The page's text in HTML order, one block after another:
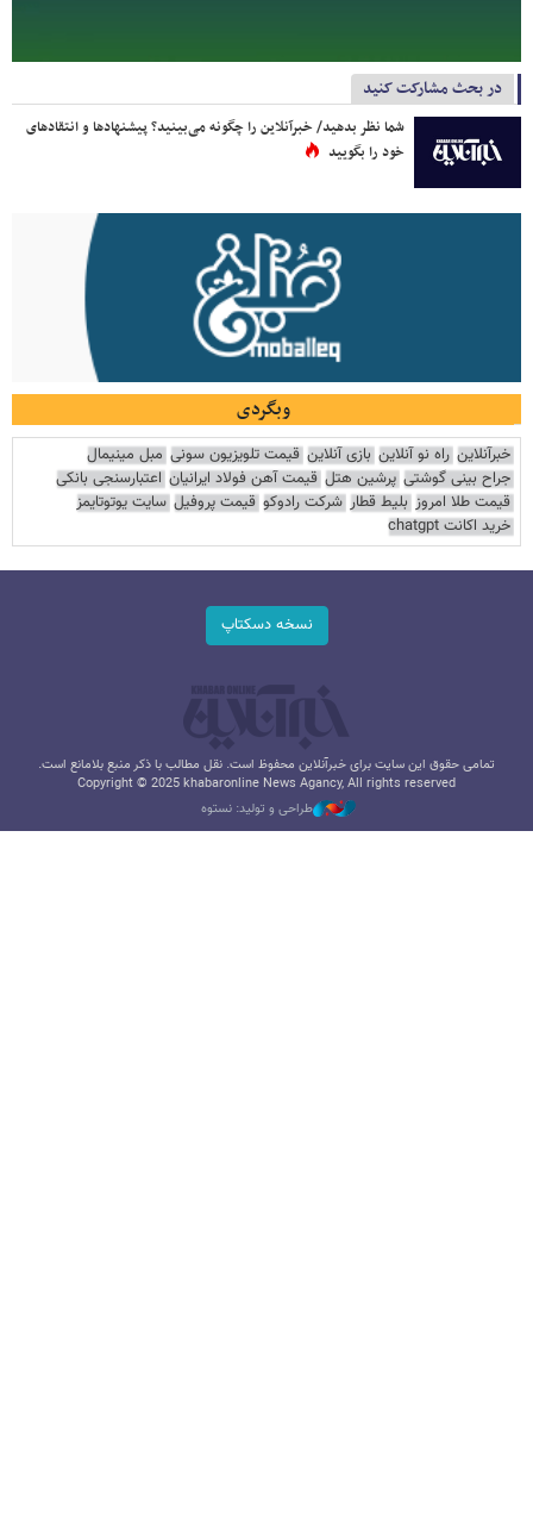
در بحث مشارکت کنید
شما نظر بدهید/ خبرآنلاین را چگونه می‌بینید؟ پیشنهادها و انتقادهای
خود را بگویید
وبگردی
خبرآنلاین راه نو آنلاین بازی آنلاین قیمت تلویزیون سونی مبل مینیمال
جراح بینی گوشتی پرشین هتل قیمت آهن فولاد ایرانیان اعتبارسنجی بانکی
قیمت طلا امروز بلیط قطار شرکت رادوکو قیمت پروفیل سایت یوتوتایمز
خرید اکانت chatgpt
نسخه دسکتاپ
تمامی حقوق این سایت برای خبرآنلاین محفوظ است. نقل مطالب با ذکر منبع بلامانع است.
Copyright © 2025 khabaronline News Agancy, All rights reserved
طراحی و تولید: نستوه